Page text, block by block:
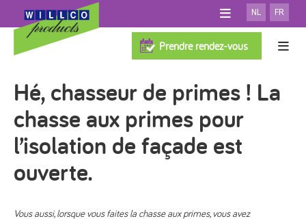
SALLE D'EXPOSITION
TÉLÉCHARGEMENTS
FAQ
NOUVELLES
CONTACT
NL FR
SYSTÈME AVEC ISOLATION
SYSTÈME SANS ISOLATION
ISOLATION
100% Willco Products
Prendre rendez-vous
Hé, chasseur de primes ! La
chasse aux primes pour
l’isolation de façade est
ouverte.
Vous aussi, lorsque vous faites la chasse aux primes, vous avez